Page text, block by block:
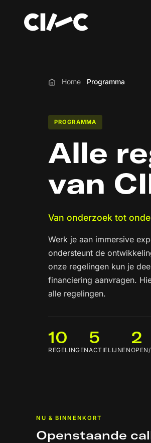
Home
Home Programma
PROGRAMMA
Alle
van
Van onderzoek tot
Werk je aan immersive
ondersteunt de
onze regelingen kun je
financiering aanvragen.
alle regelingen.
10
REGELINGEN
5
ACTIELIJNEN
2
NU & BINNENKORT
Openstaande